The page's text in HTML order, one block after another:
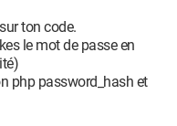
ton code.
le mot de passe en
php password_hash et